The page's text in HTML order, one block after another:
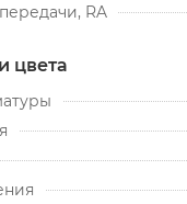
RA
цвета